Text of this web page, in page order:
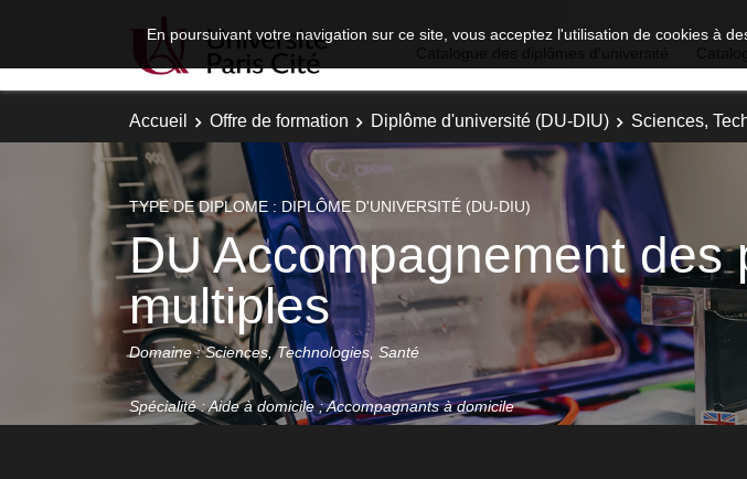
En poursuivant votre navigation sur ce site, vous acceptez l'utilisation de cookies à
Accueil Offre de formation Diplôme d'université (DU-DIU) Sciences,
TYPE DE DIPLOME : DIPLÔME D'UNIVERSITÉ (DU-DIU)
DU Accompagnement
multiples
Domaine : Sciences, Technologies, Santé
Spécialité : Aide à domicile ; Accompagnants à domicile